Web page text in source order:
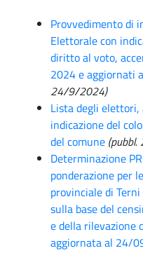
Provvedimento di
Elettorale con
diritto al voto,
2024 e aggiornati
24/9/2024)
Lista degli
indicazione del
del comune
Determinazione
ponderazione per
provinciale di
sulla base del
e della
aggiornata al 24/